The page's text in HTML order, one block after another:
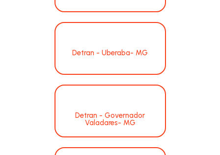
Detran - Uberaba- MG
Detran - Governador
Valadares- MG